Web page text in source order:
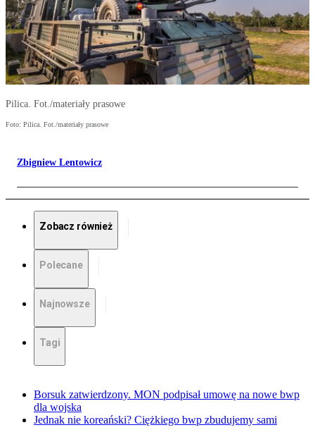
Pilica. Fot./materiały prasowe
Foto: Pilica. Fot./materiały prasowe
Zbigniew Lentowicz
Zobacz również
Polecane
Najnowsze
Tagi
Borsuk zatwierdzony. MON podpisał umowę na nowe bwp
dla wojska
Jednak nie koreański? Ciężkiego bwp zbudujemy sami